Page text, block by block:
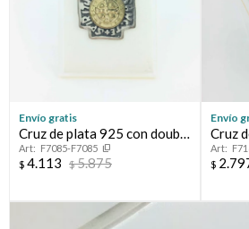
Envío gratis
Cruz de plata 925 con double
de oro 18k. San Benito.
F7085-F7085
$ 4.113 $5.875
Envío
Cruz
$